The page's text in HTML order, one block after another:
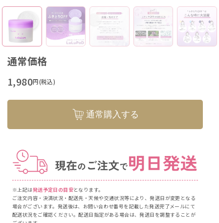
通常価格
1,980円(税込)
通常購入する
※上記は発送予定日の目安となります。
ご注文内容・決済状況・配送先・天候や交通状況等により、発送日が変更となる
場合がございます。発送後は、お問い合わせ番号を記載した発送完了メールにて
配送状況をご確認ください。配送日指定がある場合は、発送日を調整することが